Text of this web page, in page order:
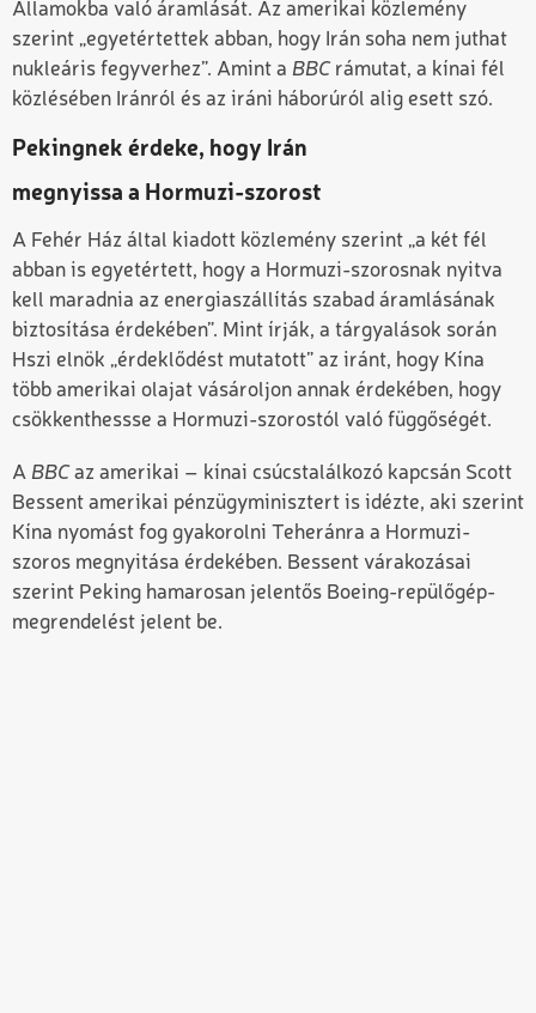
Államokba való áramlását. Az amerikai közlemény
szerint „egyetértettek abban, hogy Irán soha nem juthat
nukleáris fegyverhez”. Amint a BBC rámutat, a kínai fél
közlésében Iránról és az iráni háborúról alig esett szó.
Pekingnek érdeke, hogy Irán
megnyissa a Hormuzi-szorost
A Fehér Ház által kiadott közlemény szerint „a két fél
abban is egyetértett, hogy a Hormuzi-szorosnak nyitva
kell maradnia az energiaszállítás szabad áramlásának
biztosítása érdekében”. Mint írják, a tárgyalások során
Hszi elnök „érdeklődést mutatott” az iránt, hogy Kína
több amerikai olajat vásároljon annak érdekében, hogy
csökkenthessse a Hormuzi-szorostól való függőségét.
A BBC az amerikai – kínai csúcstalálkozó kapcsán Scott
Bessent amerikai pénzügyminisztert is idézte, aki szerint
Kína nyomást fog gyakorolni Teheránra a Hormuzi-
szoros megnyitása érdekében. Bessent várakozásai
szerint Peking hamarosan jelentős Boeing-repülőgép-
megrendelést jelent be.